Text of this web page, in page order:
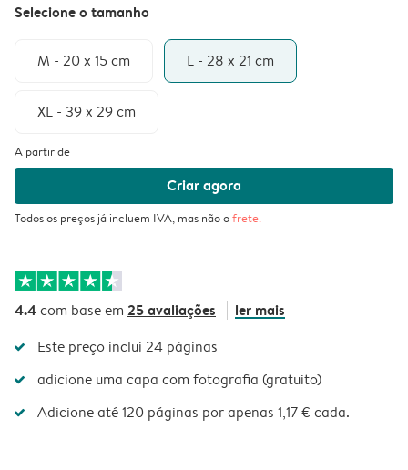
Selecione o tamanho
M - 20 x 15 cm L - 28 x 21 cm
XL - 39 x 29 cm
A partir de
Criar agora
Todos os preços já incluem IVA, mas não ofrete.
4.4com base em 25 avaliações ler mais
Este preço inclui 24 páginas
adicione uma capa com fotografia (gratuito)
Adicione até 120 páginas por apenas 1,17 € cada.